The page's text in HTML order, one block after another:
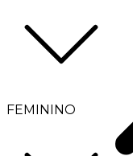
FEMININO